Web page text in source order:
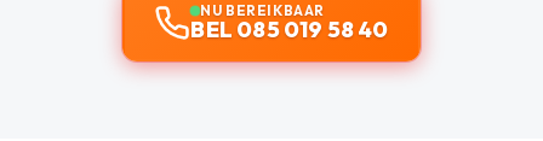
NU BEREIKBAAR
BEL 085 019 58 40